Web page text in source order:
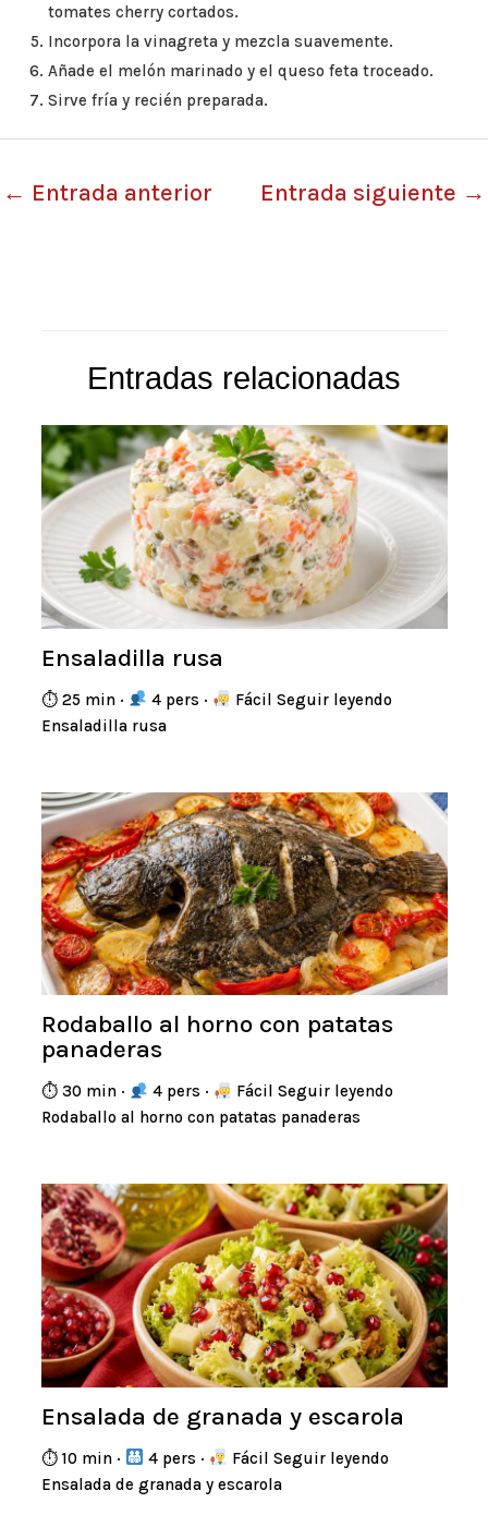
tomates cherry cortados.
Incorpora la vinagreta y mezcla suavemente.
Añade el melón marinado y el queso feta troceado.
Sirve fría y recién preparada.
← Entrada anterior Entrada siguiente →
Entradas relacionadas
Ensaladilla rusa
⏱ 25 min · 4 pers ·
Fácil Seguir leyendo
Ensaladilla rusa
Rodaballo al horno con patatas
panaderas
⏱ 30 min · 4 pers ·
Fácil Seguir leyendo
Rodaballo al horno con patatas panaderas
Ensalada de granada y escarola
⏱ 10 min · 4 pers ·
Fácil Seguir leyendo
Ensalada de granada y escarola